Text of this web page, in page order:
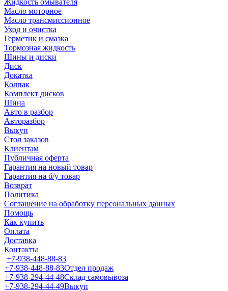
Жидкость омывателя
Масло моторное
Масло трансмиссионное
Уход и очистка
Герметик и смазка
Тормозная жидкость
Шины и диски
Диск
Докатка
Колпак
Комплект дисков
Шина
Авто в разбор
Авторазбор
Выкуп
Стол заказов
Клиентам
Публичная оферта
Гарантия на новый товар
Гарантия на б/у товар
Возврат
Политика
Соглашение на обработку персональных данных
Помощь
Как купить
Оплата
Доставка
Контакты
+7-938-448-88-83
+7-938-448-88-83Отдел продаж
+7-938-294-44-48Склад самовывоза
+7-938-294-44-49Выкуп